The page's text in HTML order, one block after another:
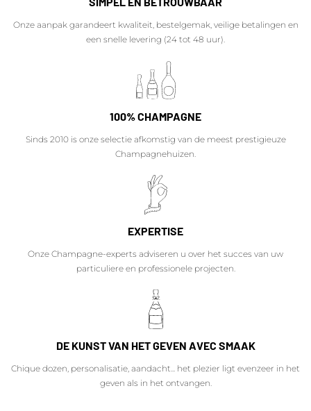
Onze aanpak garandeert kwaliteit, bestelgemak, veilige betalingen en
een snelle levering (24 tot 48 uur).
100% CHAMPAGNE
Sinds 2010 is onze selectie afkomstig van de meest prestigieuze
Champagnehuizen.
EXPERTISE
Onze Champagne-experts adviseren u over het succes van uw
particuliere en professionele projecten.
DE KUNST VAN HET GEVEN AVEC SMAAK
Chique dozen, personalisatie, aandacht... het plezier ligt evenzeer in het
geven als in het ontvangen.